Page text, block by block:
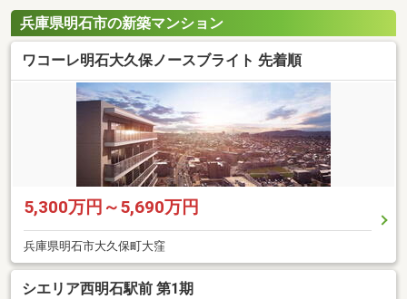
兵庫県明石市の新築マンション
ワコーレ明石大久保ノースブライト 先着順
5,300万円～5,690万円
兵庫県明石市大久保町大窪
シエリア西明石駅前 第1期